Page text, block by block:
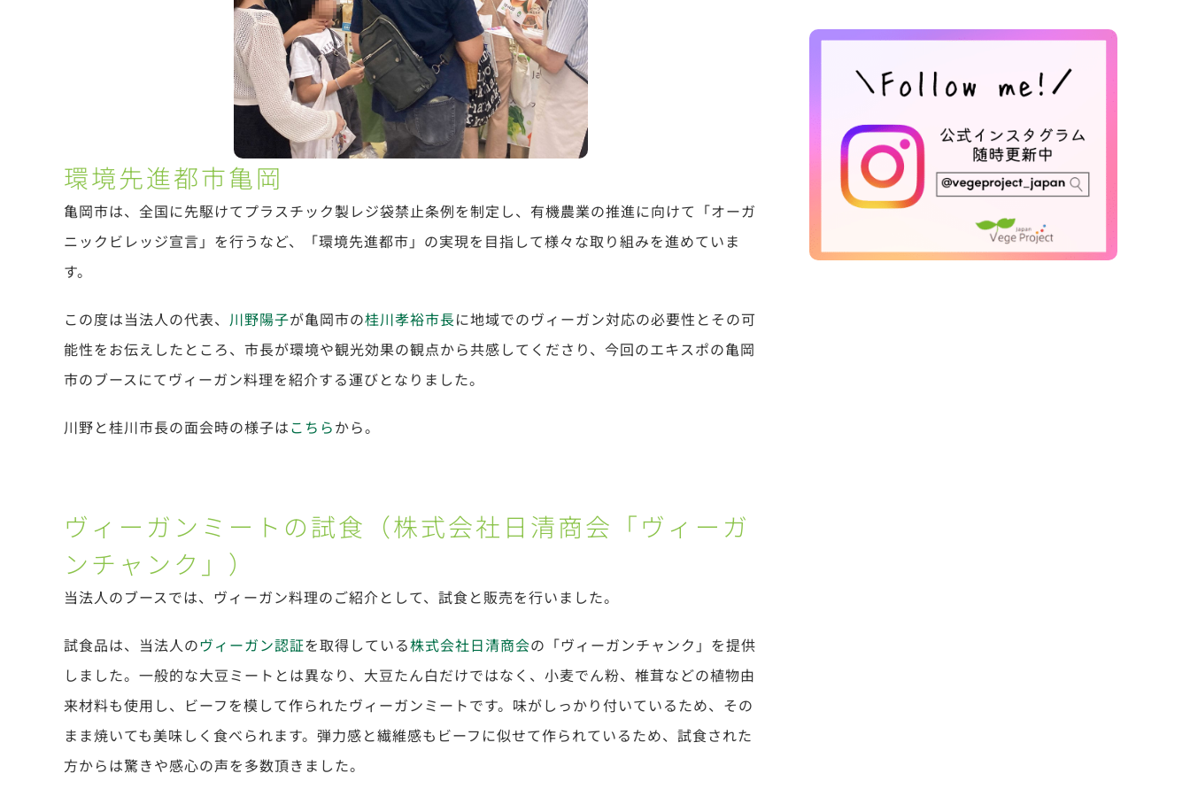
環境先進都市亀岡
亀岡市は、全国に先駆けてプラスチック製レジ袋禁止条例を制定し、有機農業の推進に向けて「オーガ
ニックビレッジ宣言」を行うなど、「環境先進都市」の実現を目指して様々な取り組みを進めていま
す。
この度は当法人の代表、 川野陽子が亀岡市の桂川孝裕市長に地域でのヴィーガン対応の必要性とその可
能性をお伝えしたところ、市長が環境や観光効果の観点から共感してくださり、今回のエキスポの亀岡
市のブースにてヴィーガン料理を紹介する運びとなりました。
川野と桂川市長の面会時の様子はこちらから。
ヴィーガンミートの試食（株式会社日清商会「ヴィーガ
ンチャンク」）
当法人のブースでは、ヴィーガン料理のご紹介として、試食と販売を行いました。
試食品は、当法人のヴィーガン認証を取得している株式会社日清商会の「ヴィーガンチャンク」を提供
しました。一般的な大豆ミートとは異なり、大豆たん白だけではなく、小麦でん粉、椎茸などの植物由
来材料も使用し、ビーフを模して作られたヴィーガンミートです。味がしっかり付いているため、その
まま焼いても美味しく食べられます。弾力感と繊維感もビーフに似せて作られているため、試食された
方からは驚きや感心の声を多数頂きました。